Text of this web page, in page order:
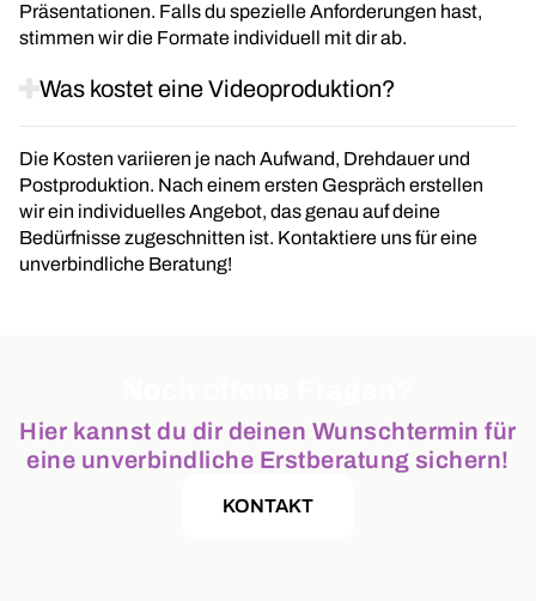
Präsentationen. Falls du spezielle Anforderungen hast,
stimmen wir die Formate individuell mit dir ab.
Was kostet eine Videoproduktion?
Die Kosten variieren je nach Aufwand, Drehdauer und
Postproduktion. Nach einem ersten Gespräch erstellen
wir ein individuelles Angebot, das genau auf deine
Bedürfnisse zugeschnitten ist. Kontaktiere uns für eine
unverbindliche Beratung!
Hier kannst du dir deinen Wunschtermin für
eine unverbindliche Erstberatung sichern!
KONTAKT